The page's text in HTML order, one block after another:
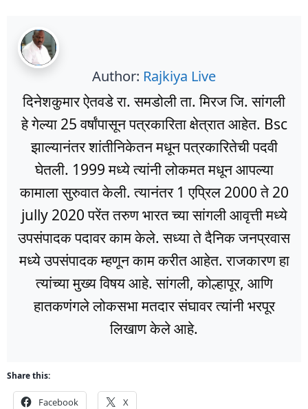
Author: Rajkiya Live
दिनेशकुमार ऐतवडे रा. समडोली ता. मिरज जि. सांगली
हे गेल्या 25 वर्षांपासून पत्रकारिता क्षेत्रात आहेत. Bsc
झाल्यानंतर शांतीनिकेतन मधून पत्रकारितेची पदवी
घेतली. 1999 मध्ये त्यांनी लोकमत मधून आपल्या
कामाला सुरुवात केली. त्यानंतर 1 एप्रिल 2000 ते 20
jully 2020 परेंत तरुण भारत च्या सांगली आवृत्ती मध्ये
उपसंपादक पदावर काम केले. सध्या ते दैनिक जनप्रवास
मध्ये उपसंपादक म्हणून काम करीत आहेत. राजकारण हा
त्यांच्या मुख्य विषय आहे. सांगली, कोल्हापूर, आणि
हातकणंगले लोकसभा मतदार संघावर त्यांनी भरपूर
लिखाण केले आहे.
Share this:
Facebook X